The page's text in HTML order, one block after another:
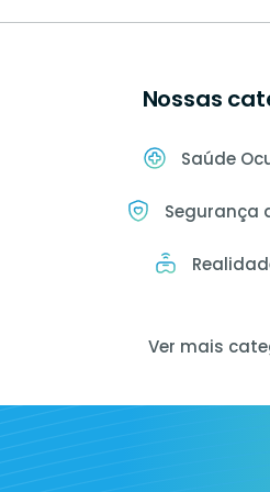
Nossas
Saúde
Segurança
Ver mais